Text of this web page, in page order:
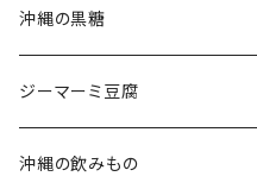
ラフテー(三枚肉)
軟骨ソーキ
てびち(豚足)
生麺・乾麺
沖縄そばだし
三枚肉そば(ラフテー)
沖縄の黒糖
純黒糖
黒糖ナッツ
ジーマーミ豆腐
沖縄の飲みもの